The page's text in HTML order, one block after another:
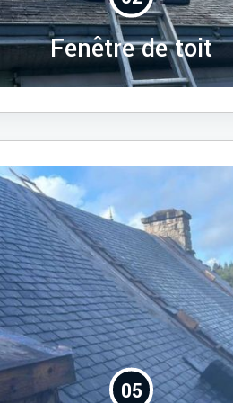
Fenêtre de toit
05